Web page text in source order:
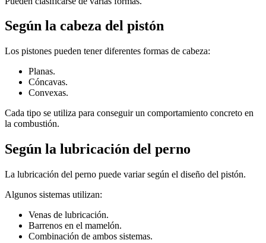
Según la cabeza del pistón
Los pistones pueden tener diferentes formas de cabeza:
Planas.
Cóncavas.
Convexas.
Cada tipo se utiliza para conseguir un comportamiento concreto en
la combustión.
Según la lubricación del perno
La lubricación del perno puede variar según el diseño del pistón.
Algunos sistemas utilizan:
Venas de lubricación.
Barrenos en el mamelón.
Combinación de ambos sistemas.